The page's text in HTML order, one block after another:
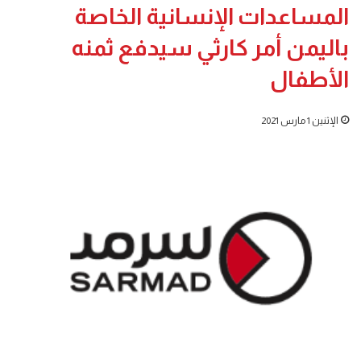
المساعدات الإنسانية الخاصة
باليمن أمر كارثي سيدفع ثمنه
الأطفال
الإثنين 1 مارس 2021